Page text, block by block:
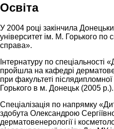
Освіта
У 2004 році закінчила
університет ім. М. Горького по
справа».
Інтернатуру по спеціальності
пройшла на кафедрі
при факультеті
Горького в м. Донецьк (2005 р.).
Спеціалізація по напрямку
здобута Олександрою
дерматовенерології і